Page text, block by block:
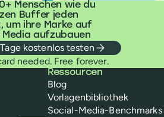
Menschen wie du
Buffer jeden
um ihre Marke auf
Media aufzubauen
kostenlos testen
needed. Free forever.
Ressourcen
Blog
Vorlagenbibliothek
Social-Media-Benchmarks